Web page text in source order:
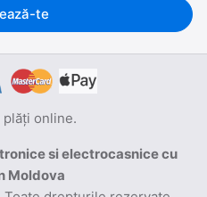
te
plăți online.
si electrocasnice cu
Moldova